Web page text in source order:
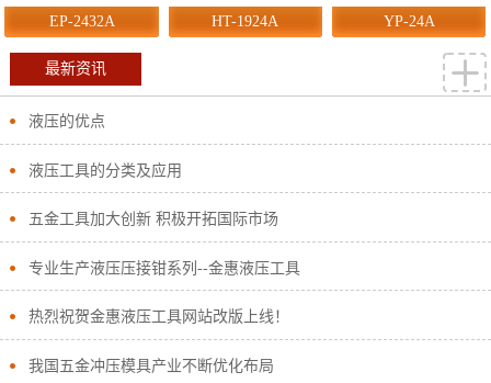
EP-2432A HT-1924A YP-24A
最新资讯
液压的优点
液压工具的分类及应用
五金工具加大创新 积极开拓国际市场
专业生产液压压接钳系列--金惠液压工具
热烈祝贺金惠液压工具网站改版上线！
我国五金冲压模具产业不断优化布局